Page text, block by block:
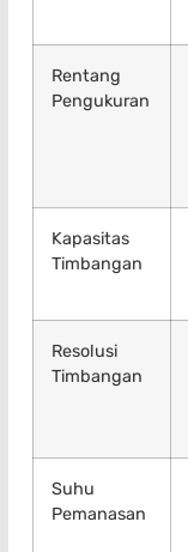
Rentang
Pengukuran
Kapasitas
Timbangan
Resolusi
Timbangan
Suhu
Pemanasan